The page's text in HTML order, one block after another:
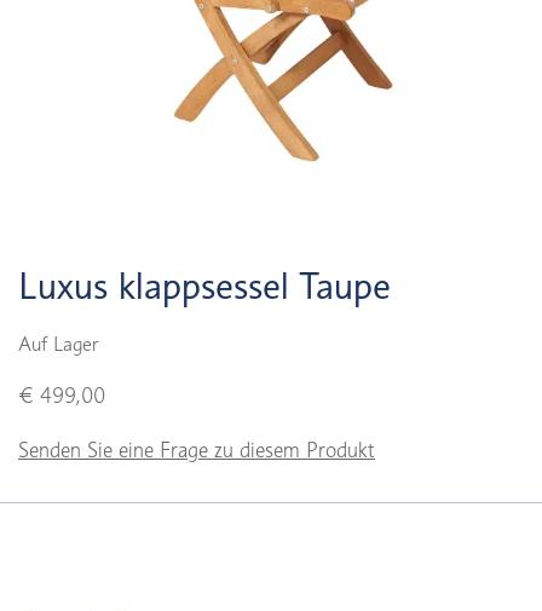
Luxus klappsessel Taupe
Auf Lager
€ 499,00
Senden Sie eine Frage zu diesem Produkt